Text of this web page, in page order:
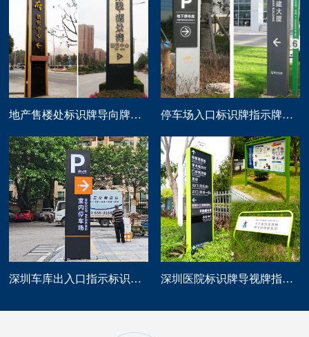
地产售楼处标识牌导向牌精神堡垒制作 停车场入口标识牌指示牌导向牌定做
深圳车库出入口指示标识牌制作 深圳医院标识牌导视牌指示路牌设计制作